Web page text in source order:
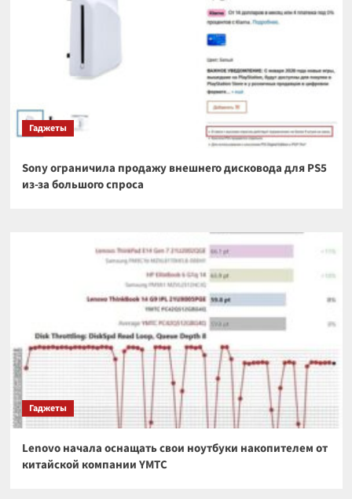
Гаджеты
Sony ограничила продажу внешнего дисковода для PS5
из-за большого спроса
Гаджеты
Lenovo начала оснащать свои ноутбуки накопителем от
китайской компании YMTC